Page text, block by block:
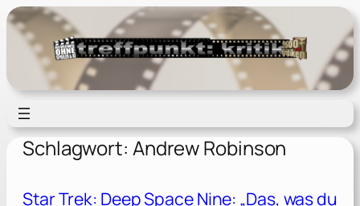
Zum
Inhalt
springen
Schlagwort: Andrew Robinson
Star Trek: Deep Space Nine: „Das, was du